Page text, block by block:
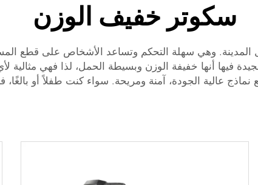
سكوتر خفيف الوزن
وهي سهلة التحكم وتساعد الأشخاص على قطع
عالية الجودة، آمنة ومريحة. سواء كنت طفلاً أو بالغًا،